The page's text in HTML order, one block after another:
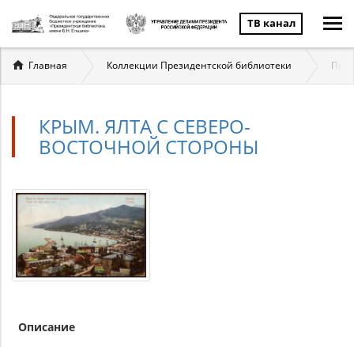
ТВ канал
Вы
здесь
Главная Коллекции Президентской библиотеки
КРЫМ. ЯЛТА С СЕВЕРО-
ВОСТОЧНОЙ СТОРОНЫ
Описание